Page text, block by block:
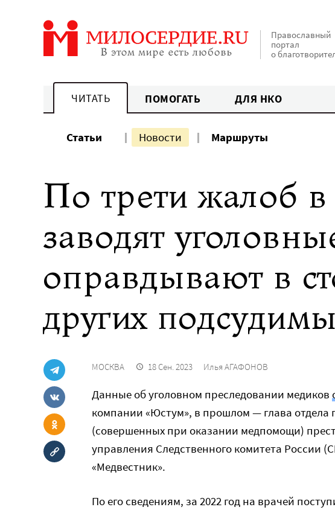
Православный
портал
о
ЧИТАТЬ ПОМОГАТЬ ДЛЯ НКО
Статьи Новости Маршруты
По трети жалоб
заводят
оправдывают в
других
МОСКВА 18 Сен. 2023 Илья АГАФОНОВ
Данные об уголовном преследовании медиков
компании «Юстум», в прошлом — глава отдела
(совершенных при оказании медпомощи)
управления Следственного комитета России
«Медвестник».
По его сведениям, за 2022 год на врачей